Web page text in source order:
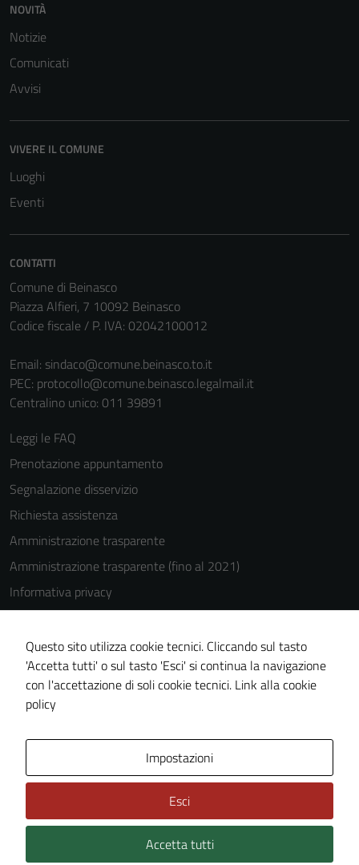
NOVITÀ
Notizie
Comunicati
Avvisi
VIVERE IL COMUNE
Luoghi
Eventi
CONTATTI
Comune di Beinasco
Piazza Alfieri, 7 10092 Beinasco
Codice fiscale / P. IVA: 02042100012
Email: sindaco@comune.beinasco.to.it
PEC: protocollo@comune.beinasco.legalmail.it
Centralino unico: 011 39891
Leggi le FAQ
Prenotazione appuntamento
Segnalazione disservizio
Richiesta assistenza
Amministrazione trasparente
Amministrazione trasparente (fino al 2021)
Informativa privacy
Cookie Policy
Note legali
Dichiarazione di accessibilità
Piano di miglioramento del sito
Technical Design s.r.l.
Questo sito utilizza cookie tecnici. Cliccando sul tasto
'Accetta tutti' o sul tasto 'Esci' si continua la navigazione
con l'accettazione di soli cookie tecnici. Link alla cookie
policy
Impostazioni
Esci
Accetta tutti
Questi cookie
sono necessari
informazioni